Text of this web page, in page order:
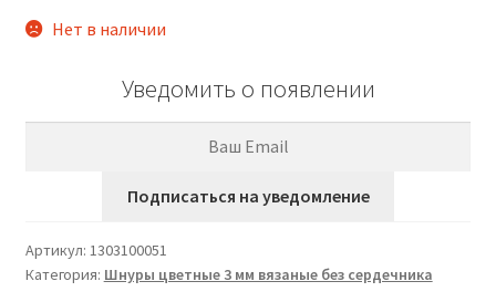
Нет в наличии
Уведомить о появлении
Подписаться на уведомление
Артикул: 1303100051
Категория: Шнуры цветные 3 мм вязаные без сердечника